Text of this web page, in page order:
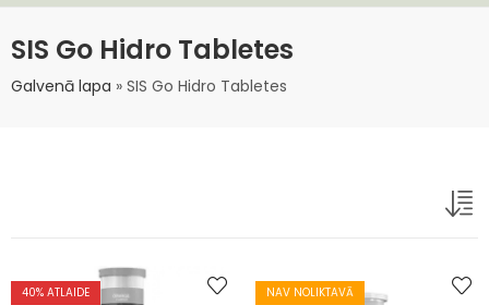
SIS Go Hidro Tabletes
Galvenā lapa » SIS Go Hidro Tabletes
40% ATLAIDE
NAV NOLIKTAVĀ